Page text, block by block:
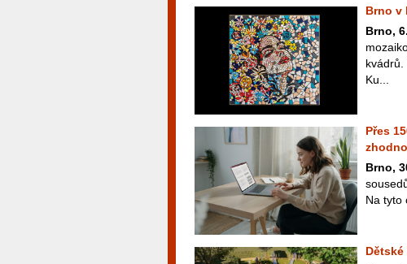
Brno v
Brno,
kvádrů.
Ku...
Přes
Brno,
Na tyto